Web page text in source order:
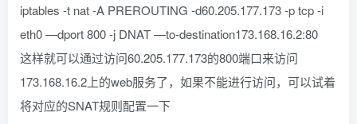
iptables -t nat -A PREROUTING -d60.205.177.173 -p tcp -i
eth0 —dport 800 -j DNAT —to-destination173.168.16.2:80
这样就可以通过访问60.205.177.173的800端口来访问
173.168.16.2上的web服务了，如果不能进行访问，可以试着
将对应的SNAT规则配置一下